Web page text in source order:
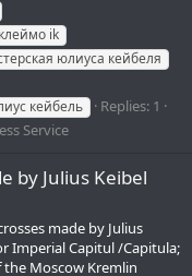
ik
юлиуса кейбеля
кейбель
Replies: 1
Service
by Julius Keibel
made by Julius
Imperial Capitul /Capitula;
Moscow Kremlin